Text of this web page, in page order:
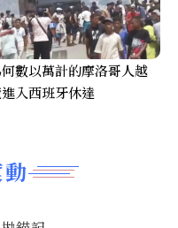
數以萬計的摩洛哥人越
入西班牙休達